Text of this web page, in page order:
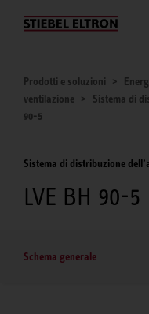
Chi siamo
Prodotti e soluzioni
ventilazione
Sistema di
90-5
Sistema di distribuzione
LVE BH 90-5
Schema generale